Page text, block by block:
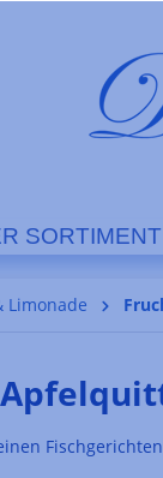
SORTIMENT
Limonade